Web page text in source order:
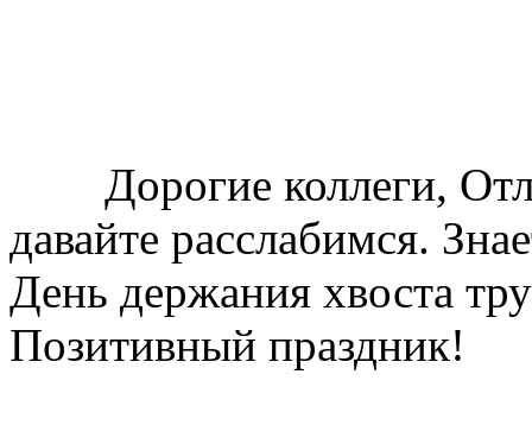
Дорогие коллеги,
давайте расслабимся.
День держания хвоста
Позитивный праздник!